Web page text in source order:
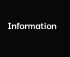
Information